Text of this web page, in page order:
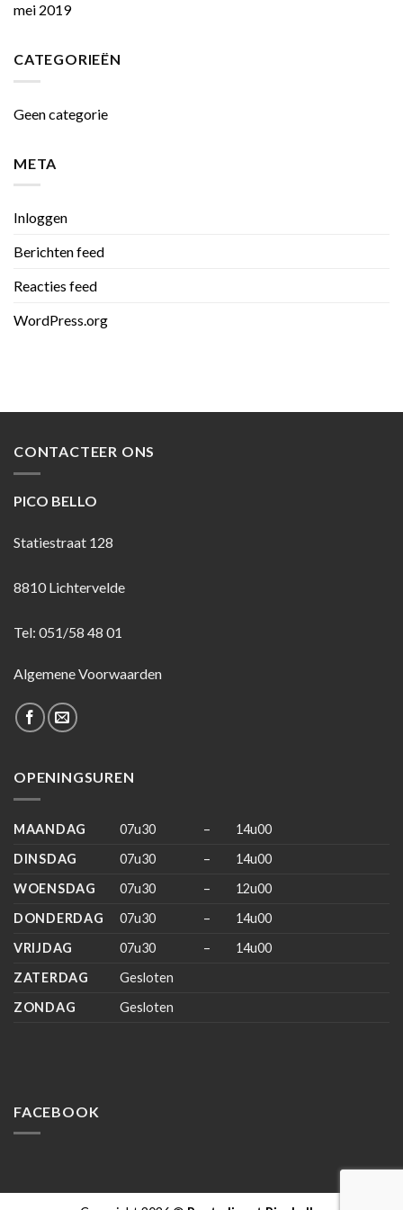
mei 2019
CATEGORIEËN
Geen categorie
META
Inloggen
Berichten feed
Reacties feed
WordPress.org
CONTACTEER ONS
PICO BELLO
Statiestraat 128
8810 Lichtervelde
Tel: 051/58 48 01
Algemene Voorwaarden
OPENINGSUREN
MAANDAG 07u30 –
14u00
DINSDAG
07u30 –
14u00
WOENSDAG
07u30 –
12u00
DONDERDAG
07u30 –
14u00
VRIJDAG
07u30 –
14u00
ZATERDAG
Gesloten
ZONDAG
Gesloten
FACEBOOK